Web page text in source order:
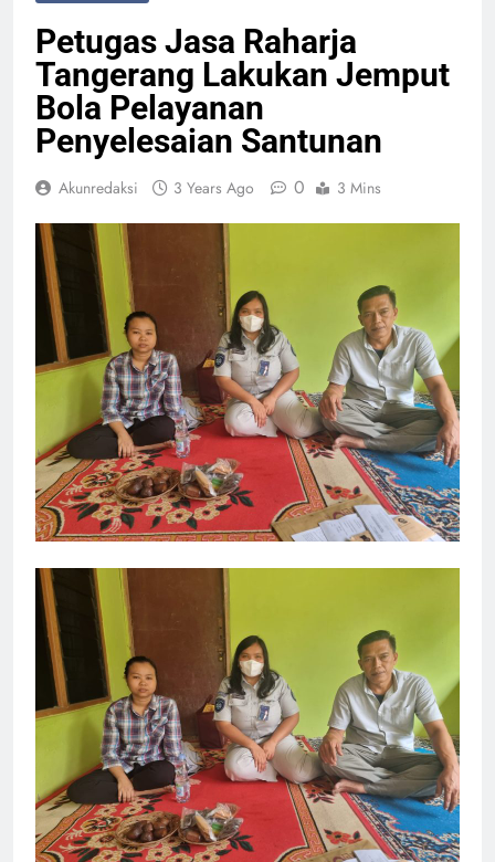
Petugas Jasa Raharja
Tangerang Lakukan Jemput
Bola Pelayanan
Penyelesaian Santunan
Akunredaksi 3 Years Ago 0 3 Mins